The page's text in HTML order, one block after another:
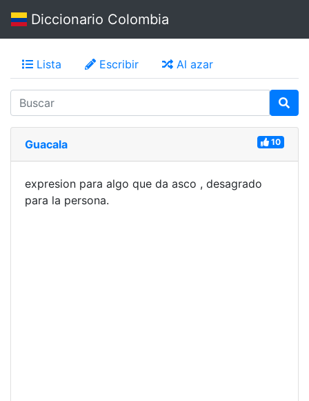
Diccionario Colombia
Lista Escribir Al azar
Guacala 10
expresion para algo que da asco , desagrado
para la persona.